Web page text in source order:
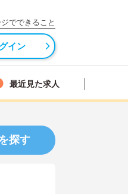
でできること
イン
最近見た求人
探す